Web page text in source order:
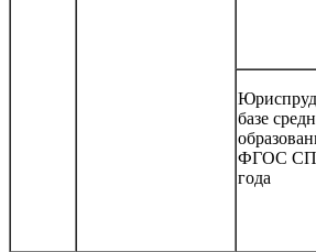
базе
ФГОС
года